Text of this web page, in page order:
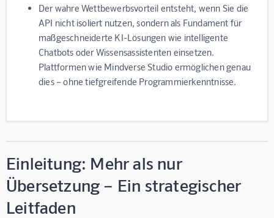
Der wahre Wettbewerbsvorteil entsteht, wenn Sie die
API nicht isoliert nutzen, sondern als Fundament für
maßgeschneiderte KI-Lösungen wie intelligente
Chatbots oder Wissensassistenten einsetzen.
Plattformen wie Mindverse Studio ermöglichen genau
dies – ohne tiefgreifende Programmierkenntnisse.
Einleitung: Mehr als nur
Übersetzung – Ein strategischer
Leitfaden